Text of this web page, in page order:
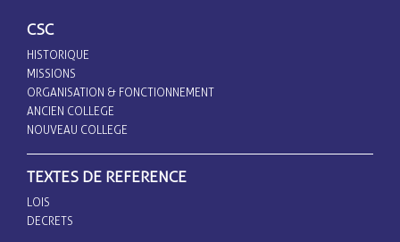
CSC
HISTORIQUE
MISSIONS
ORGANISATION & FONCTIONNEMENT
ANCIEN COLLEGE
NOUVEAU COLLEGE
TEXTES DE REFERENCE
LOIS
DECRETS